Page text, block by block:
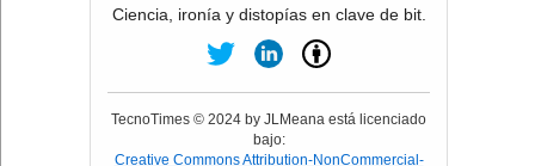
Ciencia, ironía y distopías en clave de bit.
TecnoTimes © 2024 by JLMeana está licenciado
bajo:
Creative Commons Attribution-NonCommercial-